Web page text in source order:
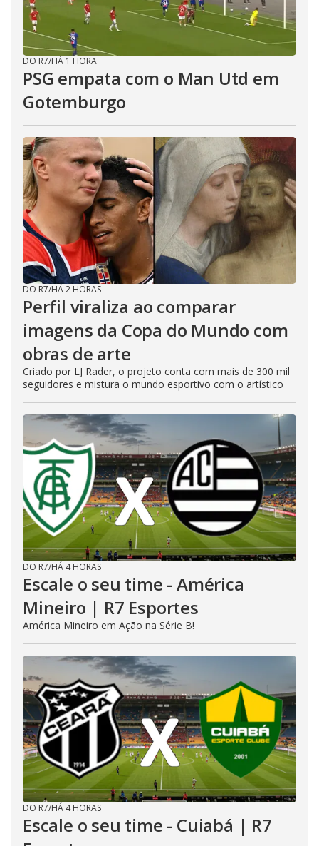
DO R7/HÁ 1 HORA
PSG empata com o Man Utd em
Gotemburgo
DO R7/HÁ 2 HORAS
Perfil viraliza ao comparar
imagens da Copa do Mundo com
obras de arte
Criado por LJ Rader, o projeto conta com mais de 300 mil
seguidores e mistura o mundo esportivo com o artístico
DO R7/HÁ 4 HORAS
Escale o seu time - América
Mineiro | R7 Esportes
América Mineiro em Ação na Série B!
DO R7/HÁ 4 HORAS
Escale o seu time - Cuiabá | R7